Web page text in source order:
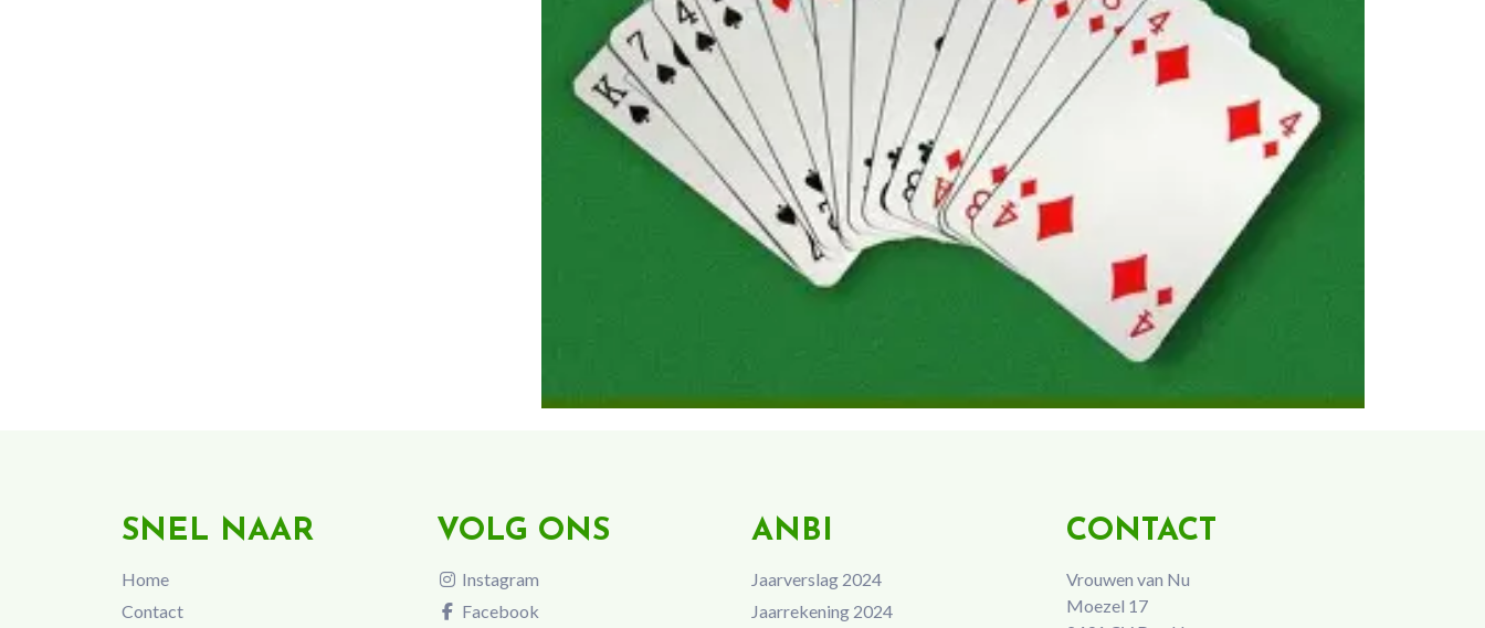
SNEL NAAR
Home
Contact
VOLG ONS
Instagram
Facebook
ANBI
Jaarverslag 2024
Jaarrekening 2024
CONTACT
Vrouwen van Nu
Moezel 17